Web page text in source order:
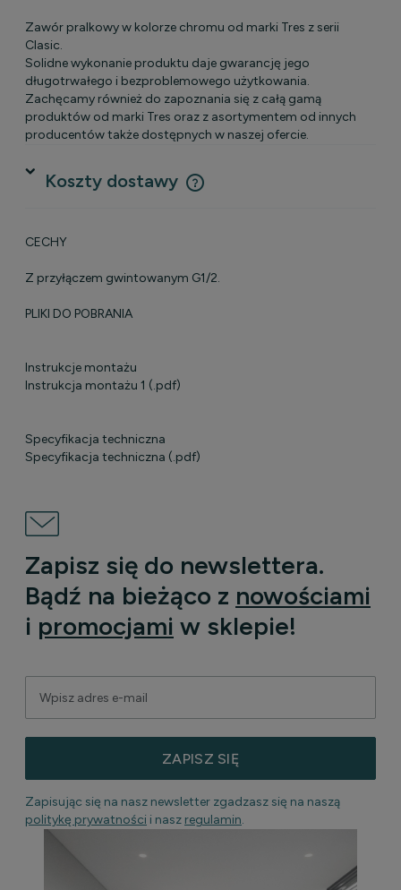
Zawór pralkowy w kolorze chromu od marki Tres z serii
Clasic.
Solidne wykonanie produktu daje gwarancję jego
długotrwałego i bezproblemowego użytkowania.
Zachęcamy również do zapoznania się z całą gamą
produktów od marki Tres oraz z asortymentem od innych
producentów także dostępnych w naszej ofercie.
Koszty dostawy
Cena nie zawiera ewentualnych kosztów płatności
CECHY
Z przyłączem gwintowanym G1/2.
PLIKI DO POBRANIA
Instrukcje montażu
Instrukcja montażu 1 (.pdf)
Specyfikacja techniczna
Specyfikacja techniczna (.pdf)
Zapisz się do newslettera.
Bądź na bieżąco z nowościami
i promocjami w sklepie!
ZAPISZ SIĘ
Zapisując się na nasz newsletter zgadzasz się na naszą
politykę prywatności i nasz regulamin.